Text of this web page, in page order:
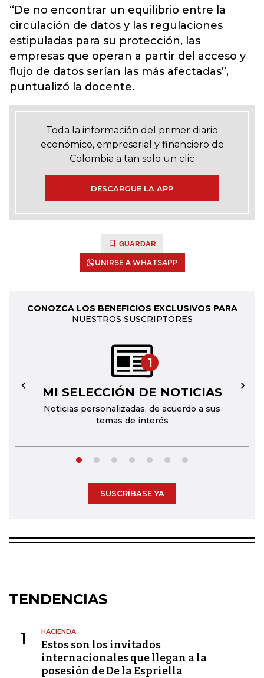
“De no encontrar un equilibrio entre la
circulación de datos y las regulaciones
estipuladas para su protección, las
empresas que operan a partir del acceso y
flujo de datos serían las más afectadas”,
puntualizó la docente.
Toda la información del primer diario
económico, empresarial y financiero de
Colombia a tan solo un clic
DESCARGUE LA APP
GUARDAR
UNIRSE A WHATSAPP
CONOZCA LOS BENEFICIOS EXCLUSIVOS PARA
NUESTROS SUSCRIPTORES
1
MI SELECCIÓN DE NOTICIAS
Noticias personalizadas, de acuerdo a sus
temas de interés
← →
SUSCRÍBASE YA
TENDENCIAS
1 HACIENDA
Estos son los invitados
internacionales que llegan a la
posesión de De la Espriella